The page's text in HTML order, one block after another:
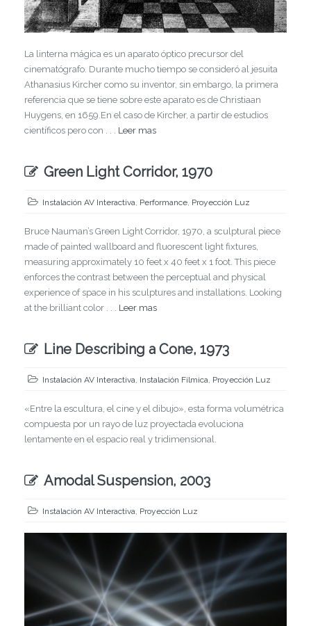
La linterna mágica es un aparato óptico precursor del
cinematógrafo. Durante mucho tiempo se consideró al jesuita
Athanasius Kircher como su inventor, sin embargo, la primera
referencia que se tiene sobre este aparato es de Christiaan
Huygens, en 1659.En el caso de Kircher, a partir de estudios
científicos pero con . . . Leer mas
Green Light Corridor, 1970
Instalación AV Interactiva, Performance, Proyección Luz
Bruce Nauman’s Green Light Corridor, 1970, a sculptural piece
made of painted wallboard and fluorescent light fixtures,
measuring approximately 10 feet x 40 feet x 1 foot. This piece
enforces the contrast between the perceptual and physical
experience of space in his sculptures and installations. Looking
at the brilliant color . . . Leer mas
Line Describing a Cone, 1973
Instalación AV Interactiva, Instalación Fílmica, Proyección Luz
«Entre la escultura, el cine y el dibujo», esta forma volumétrica
compuesta por un rayo de luz proyectada evoluciona
lentamente en el espacio real y tridimensional.
Amodal Suspension, 2003
Instalación AV Interactiva, Proyección Luz